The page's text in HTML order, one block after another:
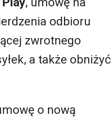
odbioru
zwrotnego
a także obniżyć
o nową